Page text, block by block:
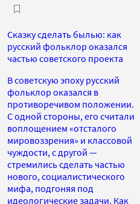
Сказку сделать былью: как
русский фольклор оказался
частью советского проекта
В советскую эпоху русский
фольклор оказался в
противоречивом положении.
С одной стороны, его считали
воплощением «отсталого
мировоззрения» и классовой
чуждости, с другой —
стремились сделать частью
нового, социалистического
мифа, подгоняя под
идеологические задачи. Как